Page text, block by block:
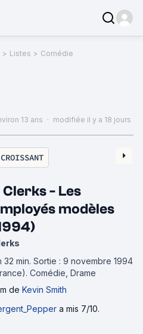
> Listes > Comédie
13 ans · modifiée il y a 18 jours
CROISSANT
Clerks - Les
modèles
32 min. Sortie : 9 novembre 1994
Comédie, Drame
de Kevin Smith
a mis 7/10.